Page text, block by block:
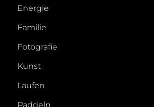
Energie
Familie
Fotografie
Kunst
Laufen
Paddeln